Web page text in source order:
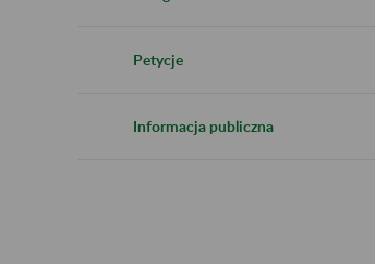
Petycje
Informacja publiczna